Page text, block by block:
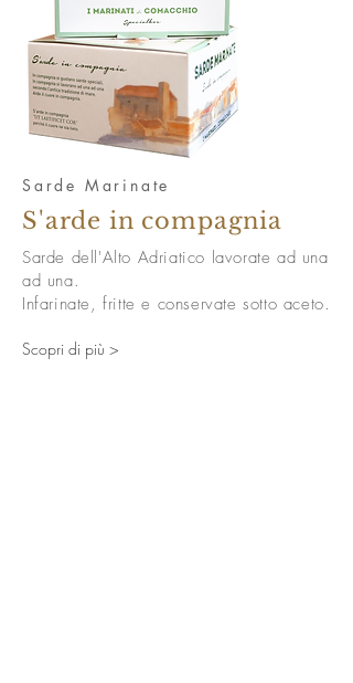
Sarde Marinate
S'arde in compagnia
Sarde dell'Alto Adriatico lavorate ad una
ad una.
Infarinate, fritte e conservate sotto aceto.
Scopri di più >